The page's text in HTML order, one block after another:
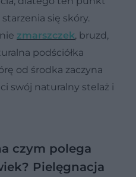
się skóry.
zmarszczek, bruzd,
podściółka
od środka zaczyna
swój naturalny stelaż i
czym polega
Pielęgnacja